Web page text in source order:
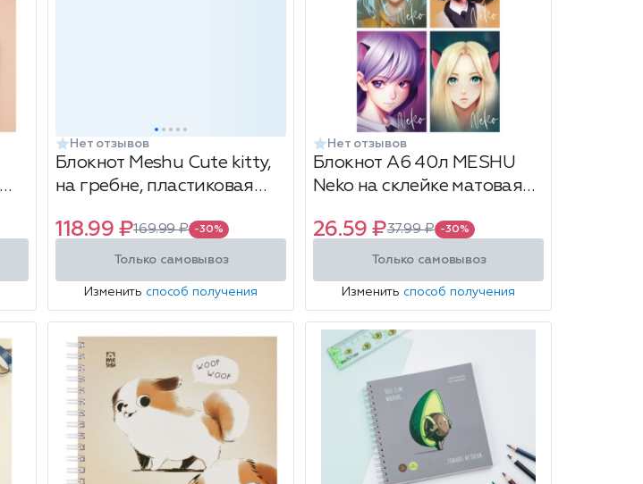
Нет отзывов
Блокнот Meshu Cute kitty,
на гребне, пластиковая
размер: 142х202 мм, в
ассортименте, 1 шт
118.99 ₽169.99 ₽ -30%
Только самовывоз
Изменить способ получения
Нет отзывов
Блокнот А6 40л MESHU
Neko на склейке матовая
26.59 ₽37.99 ₽ -30%
Только самовывоз
Изменить способ получения